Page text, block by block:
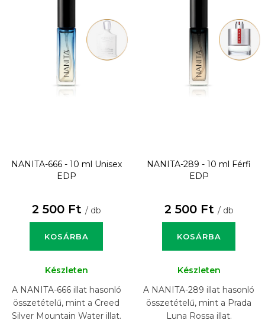
NANITA-666 - 10 ml Unisex
EDP
2 500 Ft / db
KOSÁRBA
Készleten
A NANITA-666 illat hasonló
összetételű, mint a Creed
Silver Mountain Water illat.
NANITA-289 - 10 ml
Férfi
EDP
2 500 Ft / db
KOSÁRBA
Készleten
A NANITA-289 illat hasonló
összetételű, mint a Prada
Luna Rossa illat.